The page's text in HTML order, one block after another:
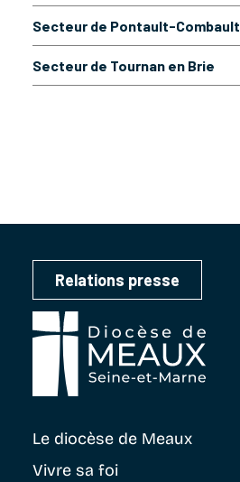
Secteur de Pontault-Combault
Secteur de Tournan en Brie
Relations presse
Le diocèse de Meaux
Vivre sa foi